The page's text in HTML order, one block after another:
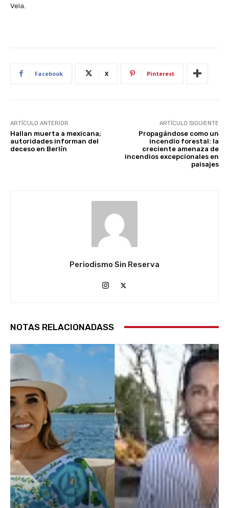
Vela.
Facebook X Pinterest
ARTÍCULO ANTERIOR
Hallan muerta a mexicana;
autoridades informan del
deceso en Berlín
ARTÍCULO SIGUIENTE
Propagándose como un
incendio forestal: la
creciente amenaza de
incendios excepcionales en
paisajes
Periodismo Sin Reserva
NOTAS RELACIONADASS